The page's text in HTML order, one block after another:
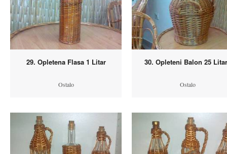
29. Opletena Flasa 1 Litar
Ostalo
30. Opleteni Balon 25
Ostalo